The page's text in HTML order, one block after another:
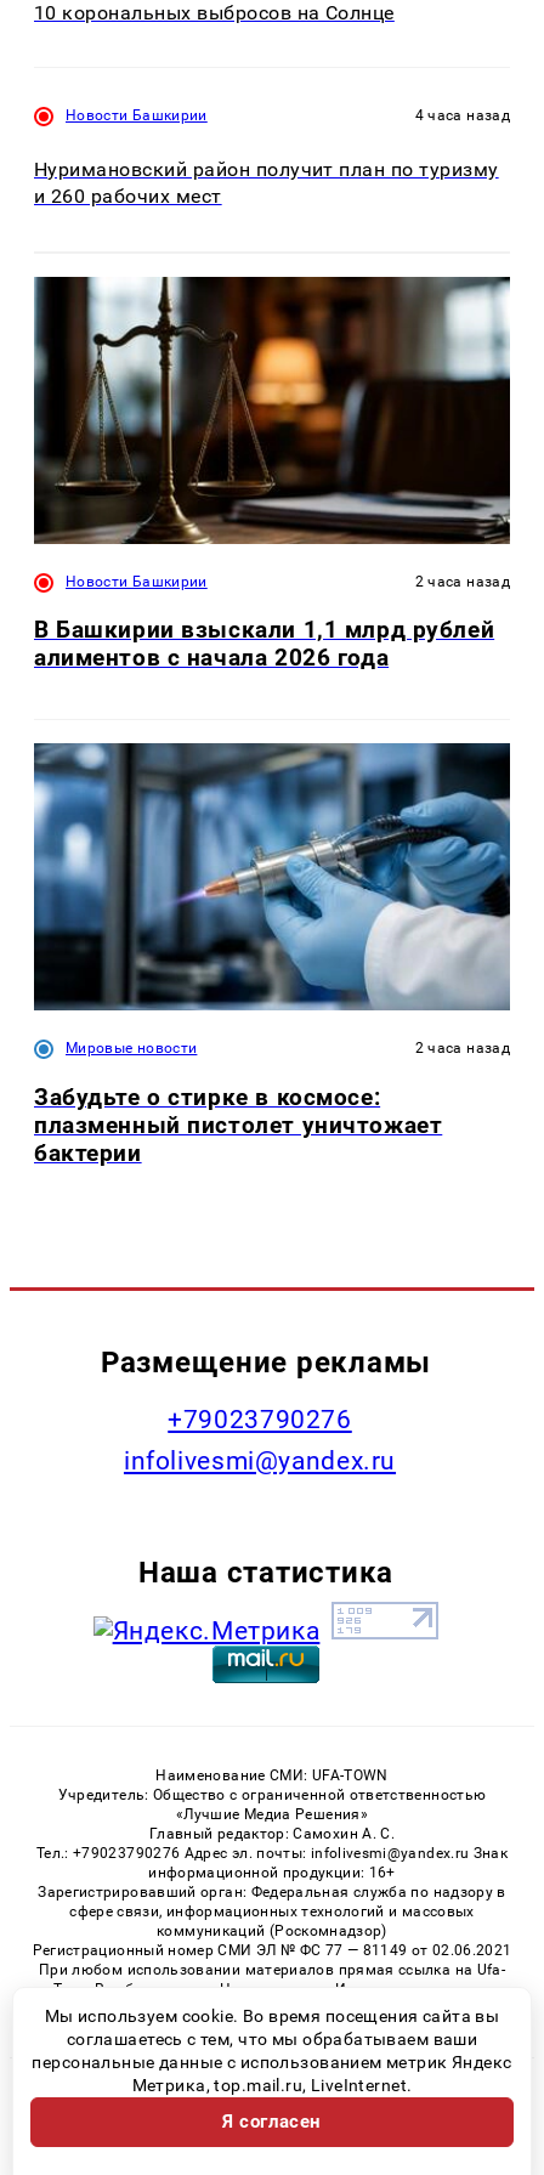
10 корональных выбросов на Солнце
Новости Башкирии 4 часа назад
Нуримановский район получит план по туризму
и 260 рабочих мест
Новости Башкирии 2 часа назад
В Башкирии взыскали 1,1 млрд рублей
алиментов с начала 2026 года
Мировые новости 2 часа назад
Забудьте о стирке в космосе:
плазменный пистолет уничтожает
бактерии
Размещение рекламы
+79023790276
infolivesmi@yandex.ru
Наша статистика
Наименование СМИ: UFA-TOWN
Учредитель: Общество с ограниченной ответственностью
«Лучшие Медиа Решения»
Главный редактор: Самохин А. С.
Тел.: +79023790276 Адрес эл. почты: infolivesmi@yandex.ru Знак
информационной продукции: 16+
Зарегистрировавший орган: Федеральная служба по надзору в
сфере связи, информационных технологий и массовых
коммуникаций (Роскомнадзор)
Регистрационный номер СМИ ЭЛ № ФС 77 — 81149 от 02.06.2021
При любом использовании материалов прямая ссылка на Ufa-
Town.Ru обязательна. Цитирование в Интернете возможно
только при наличии письменного разрешения.
© 2026 «Ufa-Town» | Все права защищены
Возрастная категория сайта 16+
Политика конфиденциальности
Мы используем cookie. Во время посещения сайта вы
соглашаетесь с тем, что мы обрабатываем ваши
персональные данные с использованием метрик Яндекс
Метрика, top.mail.ru, LiveInternet.
Я согласен